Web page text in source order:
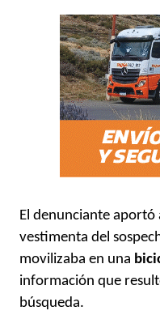
El denunciante aportó
vestimenta del
movilizaba en una
información que
búsqueda.